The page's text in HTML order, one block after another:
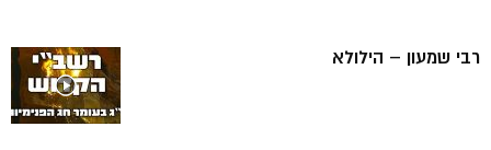
רבי שמעון – הילולא